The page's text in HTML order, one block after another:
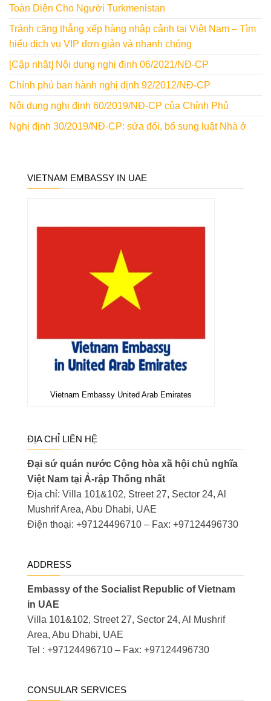
Toàn Diện Cho Người Turkmenistan
Tránh căng thẳng xếp hàng nhập cảnh tại Việt Nam – Tìm
hiểu dịch vụ VIP đơn giản và nhanh chóng
[Cập nhật] Nội dung nghị định 06/2021/NĐ-CP
Chính phủ ban hành nghị định 92/2012/NĐ-CP
Nội dung nghị định 60/2019/NĐ-CP của Chính Phủ
Nghị định 30/2019/NĐ-CP: sửa đổi, bổ sung luật Nhà ở
VIETNAM EMBASSY IN UAE
Vietnam Embassy United Arab Emirates
ĐỊA CHỈ LIÊN HỆ
Đại sứ quán nước Cộng hòa xã hội chủ nghĩa
Việt Nam tại Ả-rập Thống nhất
Địa chỉ: Villa 101&102, Street 27, Sector 24, Al
Mushrif Area, Abu Dhabi, UAE
Điện thoại: +97124496710 – Fax: +97124496730
ADDRESS
Embassy of the Socialist Republic of Vietnam
in UAE
Villa 101&102, Street 27, Sector 24, Al Mushrif
Area, Abu Dhabi, UAE
Tel : +97124496710 – Fax: +97124496730
CONSULAR SERVICES